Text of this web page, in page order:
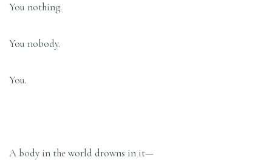
You nothing.
You nobody.
You.
A body in the world drowns in it—